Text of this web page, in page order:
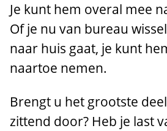
Je kunt hem overal mee
Of je nu van bureau
naar huis gaat, je kunt
naartoe nemen.
Brengt u het grootste
zittend door? Heb je last